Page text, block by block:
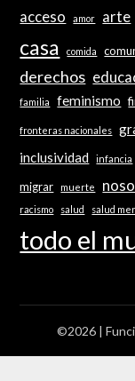
acceso amor arte
casa comida
derechos
familia feminismo
fronteras nacionales
inclusividad infancia
migrar muerte
racismo salud salud
todo el
©2026 |